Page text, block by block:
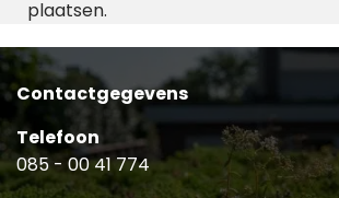
plaatsen.
Contactgegevens
Telefoon
085 - 00 41 774